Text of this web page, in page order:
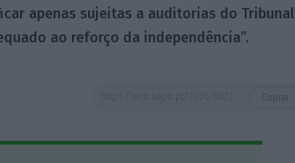
apenas sujeitas a auditorias do Tribunal
ao reforço da independência”.